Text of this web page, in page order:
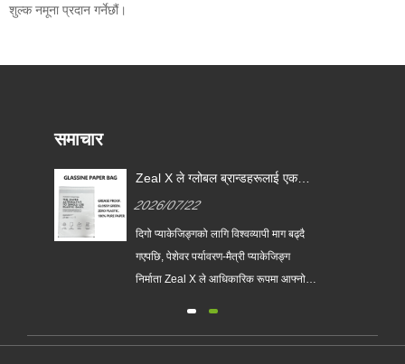
शुल्क नमूना प्रदान गर्नेछौं।
समाचार
Zeal X ले ग्लोबल ब्रान्डहरूलाई एकल-
गर्न मद्दत गर्न कस्टम ग्लासाइन पेपर
ब्यागहरू लन्च गर्‍यो
2026/07/22
दिगो प्याकेजिङ्गको लागि विश्वव्यापी माग बढ्दै
गएपछि, पेशेवर पर्यावरण-मैत्री प्याकेजिङ्ग
निर्माता Zeal X ले आधिकारिक रूपमा आफ्नो
झोलाहरूको प्रिमियम विकल्पको रूपमा डिजाइन